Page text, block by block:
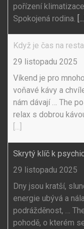
pořízení
Spokojená rodina. [...]
Když je čas na
29 listopadu 2025
Víkend je pro
voňavé kávy a
nám dávají … The
relax s dobrou
[...]
Skrytý klíč k
29 listopadu 2025
Dny jsou kratší,
energie ubývá a
podrážděnost, …
pohodě, o kterém